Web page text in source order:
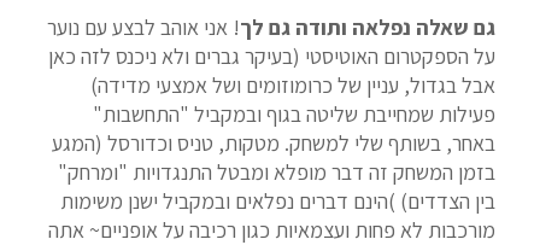
גם שאלה נפלאה ותודה גם לך! אני אוהב לבצע עם נוער
על הספקטרום האוטיסטי (בעיקר גברים ולא ניכנס לזה כאן
אבל בגדול, עניין של כרומוזומים ושל אמצעי מדידה)
פעילות שמחייבת שליטה בגוף ובמקביל "התחשבות"
באחר, בשותף שלי למשחק. מטקות, טניס וכדורסל (המגע
בזמן המשחק זה דבר מופלא ומבטל התנגדויות "ומרחק"
בין הצדדים) )הינם דברים נפלאים ובמקביל ישנן משימות
מורכבות לא פחות ועצמאיות כגון רכיבה על אופניים~ אתה